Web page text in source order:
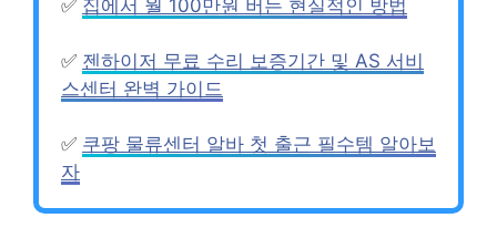
✅ 집에서 월 100만원 버는 현실적인 방법
✅ 젠하이저 무료 수리 보증기간 및 AS 서비
스센터 완벽 가이드
✅ 쿠팡 물류센터 알바 첫 출근 필수템 알아보
자